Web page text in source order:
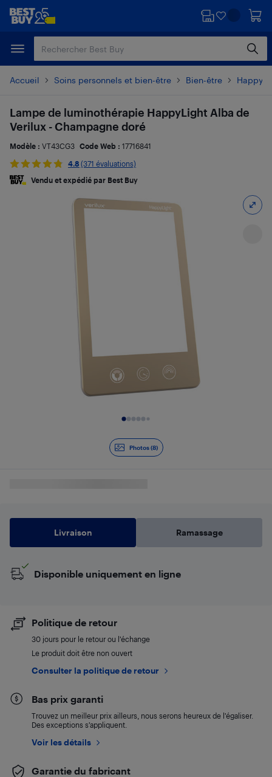
Passer
principal
Passer
Accueil Soins personnels et bien-être Bien-être Happy
Photos (8)
Lampe de luminothérapie HappyLight Alba de
Verilux - Champagne doré
Modèle : VT43CG3 Code Web : 17716841
4.8 (371 évaluations)
Vendu et expédié par Best Buy
Livraison Ramassage
Disponible uniquement en ligne
Politique de retour
30 jours pour le retour ou l’échange
Le produit doit être non ouvert
Consulter la politique de retour
Bas prix garanti
Trouvez un meilleur prix ailleurs, nous serons heureux de l’égaliser.
Des exceptions s’appliquent.
Voir les détails
Garantie du fabricant